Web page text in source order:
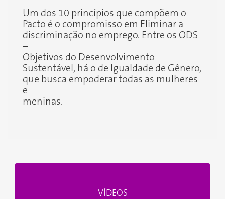
Um dos 10 princípios que compõem o
Pacto é o compromisso em Eliminar a
discriminação no emprego. Entre os ODS
–
Objetivos do Desenvolvimento
Sustentável, há o de Igualdade de Gênero,
que busca empoderar todas as mulheres
e
meninas.
VÍDEOS